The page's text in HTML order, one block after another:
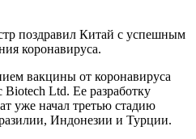
поздравил Китай с успешным
коронавируса.
вакцины от коронавируса
Biotech Ltd. Ее разработку
уже начал третью стадию
Индонезии и Турции.